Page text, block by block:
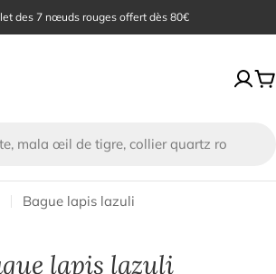
des 7 nœuds rouges offert dès 80€
Bague lapis lazuli
lapis lazuli